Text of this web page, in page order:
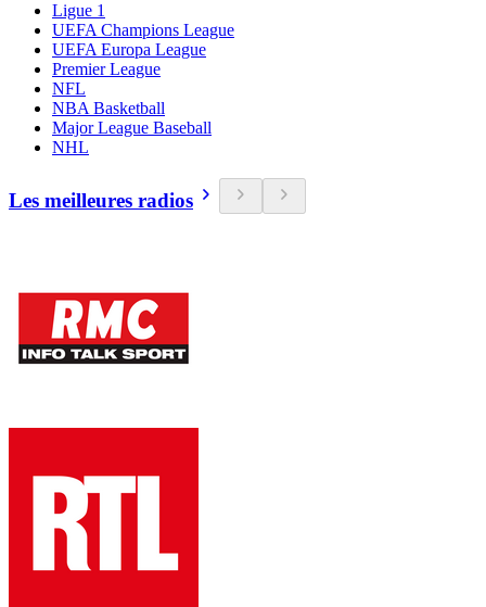
Ligue 1
UEFA Champions League
UEFA Europa League
Premier League
NFL
NBA Basketball
Major League Baseball
NHL
Les meilleures radios